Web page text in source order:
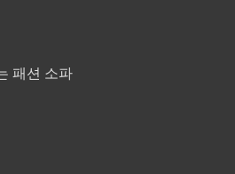
패션 소파